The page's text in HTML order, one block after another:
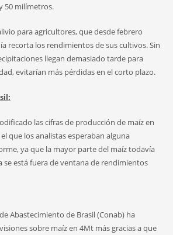
50 milímetros.
para agricultores, que desde febrero
recorta los rendimientos de sus cultivos. Sin
llegan demasiado tarde para
evitarían más pérdidas en el corto plazo.
las cifras de producción de maíz en
que los analistas esperaban alguna
ya que la mayor parte del maíz todavía
se está fuera de ventana de rendimientos
Abastecimiento de Brasil (Conab) ha
sobre maíz en 4Mt más gracias a que